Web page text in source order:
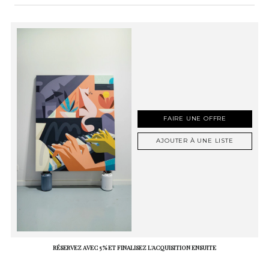
FAIRE UNE OFFRE
AJOUTER À UNE LISTE
RÉSERVEZ AVEC 5 % ET FINALISEZ L'ACQUISITION ENSUITE